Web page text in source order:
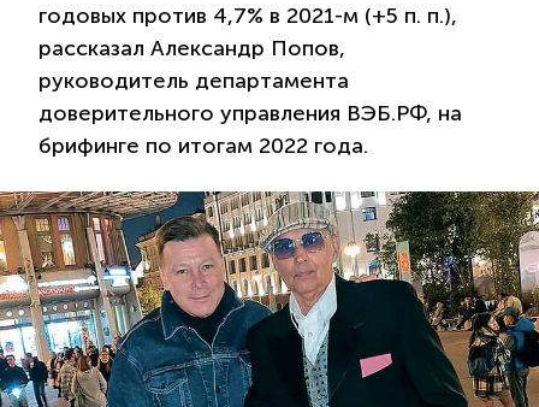
годовых против 4,7% в 2021-м (+5 п. п.),
рассказал Александр Попов,
руководитель департамента
доверительного управления ВЭБ.РФ, на
брифинге по итогам 2022 года.